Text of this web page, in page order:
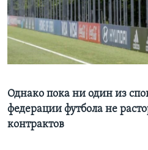
Learning English
СОЦИАЛЬНЫЕ СЕТИ
Языки
Однако пока ни один из
федерации футбола не
контрактов